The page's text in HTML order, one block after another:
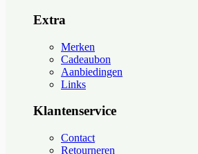
Extra
Merken
Cadeaubon
Aanbiedingen
Links
Klantenservice
Contact
Retourneren